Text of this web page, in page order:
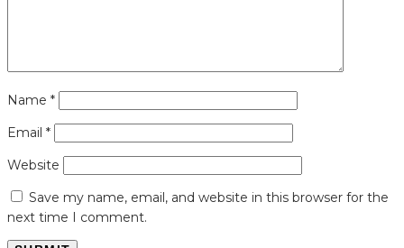
Name *
Email *
Website
Save my name, email, and website in this browser for the
next time I comment.